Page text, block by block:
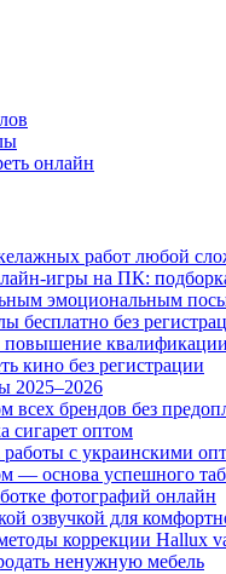
онлайн
работ любой
игры на ПК:
эмоциональным
бесплатно без
кино без регистрации
2025–2026
всех брендов без
сигарет оптом
с украинскими
— основа успешного
фотографий онлайн
озвучкой для
коррекции Hallux
ненужную мебель